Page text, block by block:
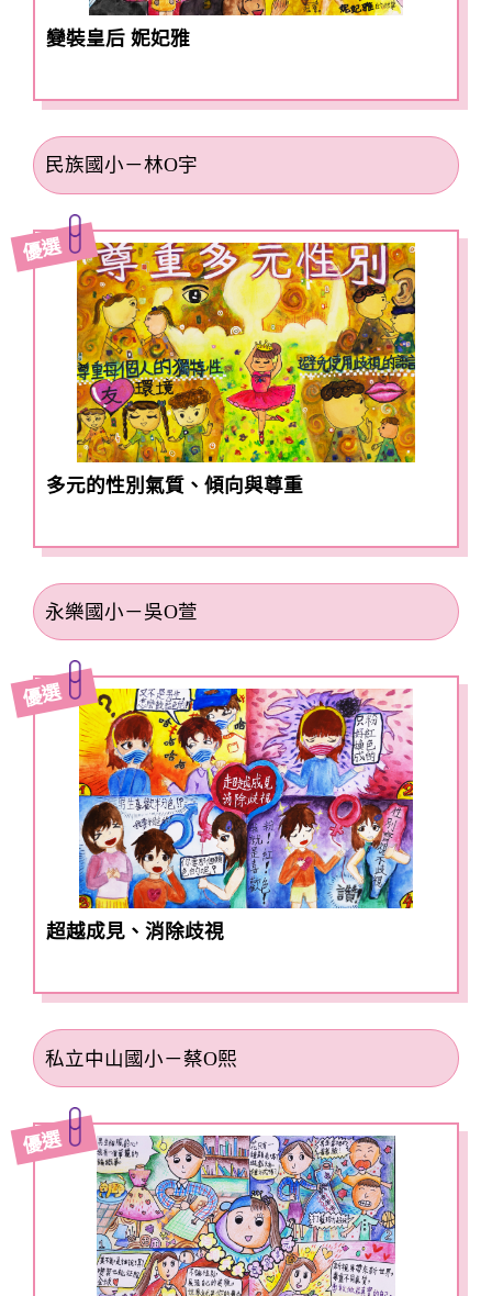
變裝皇后 妮妃雅
民族國小－林O宇
優選
多元的性別氣質、傾向與尊重
永樂國小－吳O萱
優選
超越成見、消除歧視
私立中山國小－蔡O熙
優選